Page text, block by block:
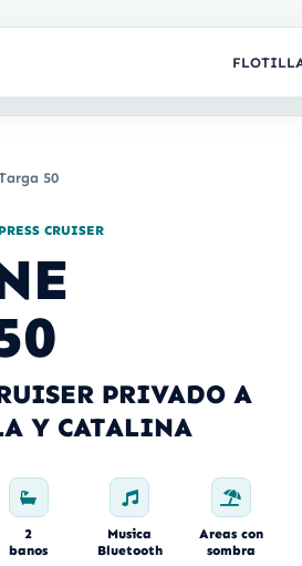
50
CRUISER
PRIVADO A
Y CATALINA
2
banos
Musica
Bluetooth
Areas con
sombra